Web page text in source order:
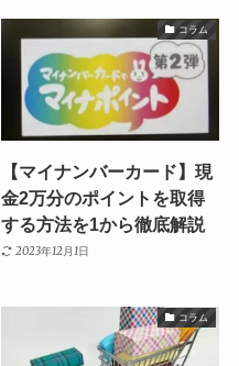
コラム
【マイナンバーカード】現
金2万分のポイントを取得
する方法を1から徹底解説
2023年12月1日
コラム